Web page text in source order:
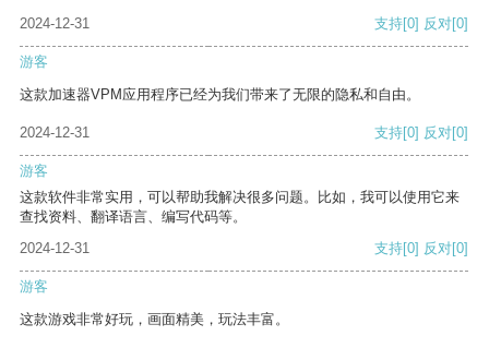
2024-12-31 支持[0] 反对[0]
游客
这款加速器VPM应用程序已经为我们带来了无限的隐私和自由。
2024-12-31 支持[0] 反对[0]
游客
这款软件非常实用，可以帮助我解决很多问题。比如，我可以使用它来
查找资料、翻译语言、编写代码等。
2024-12-31
支持[0] 反对[0]
游客
这款游戏非常好玩，画面精美，玩法丰富。